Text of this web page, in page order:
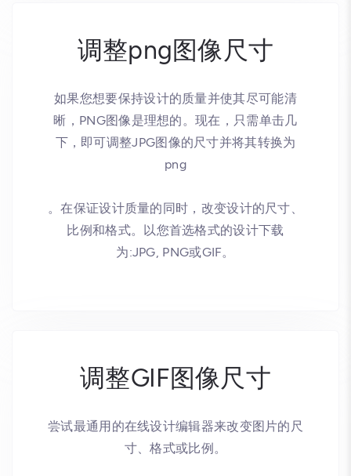
调整png图像尺寸
如果您想要保持设计的质量并使其尽可能清
晰，PNG图像是理想的。现在，只需单击几
下，即可调整JPG图像的尺寸并将其转换为
png
。在保证设计质量的同时，改变设计的尺寸、
比例和格式。以您首选格式的设计下载
为:JPG, PNG或GIF。
调整GIF图像尺寸
尝试最通用的在线设计编辑器来改变图片的尺
寸、格式或比例。